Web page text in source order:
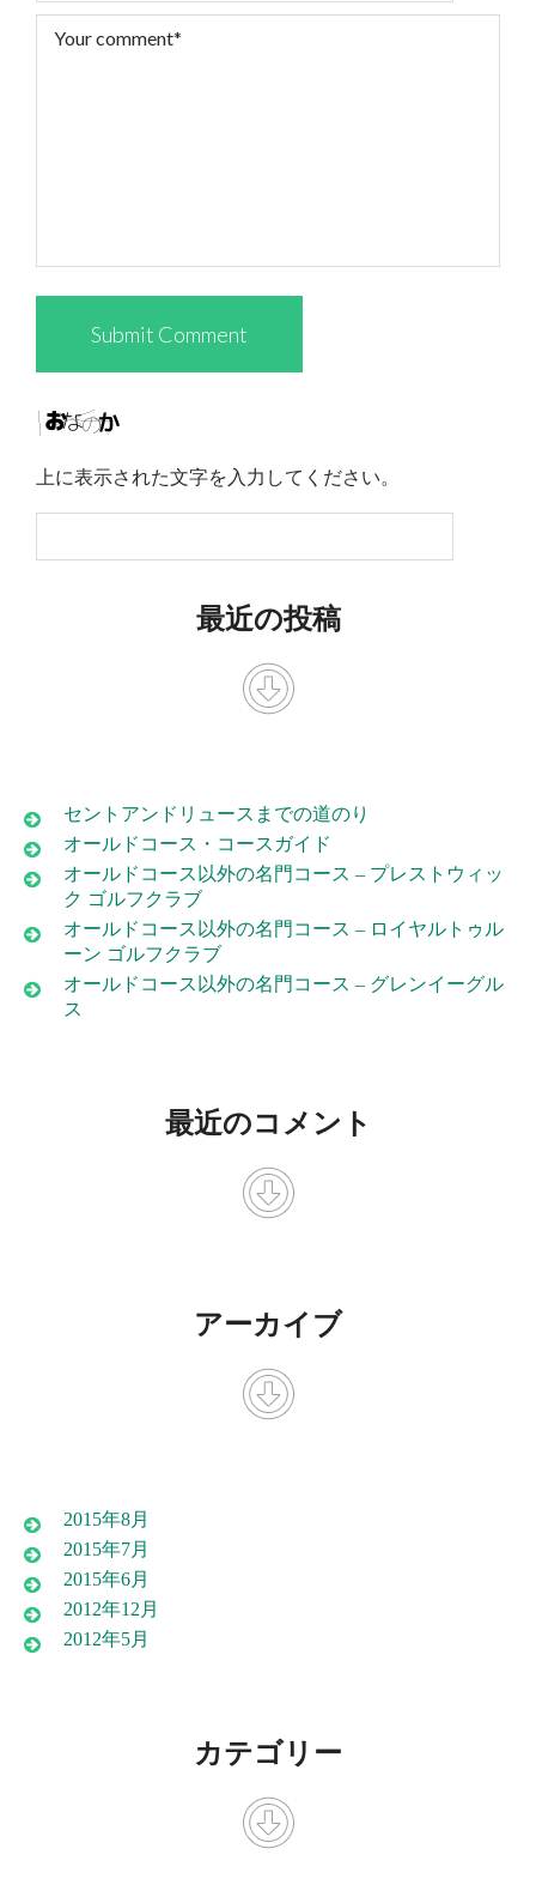
上に表示された文字を入力してください。
最近の投稿
セントアンドリュースまでの道のり
オールドコース・コースガイド
オールドコース以外の名門コース – プレストウィッ
ク ゴルフクラブ
オールドコース以外の名門コース – ロイヤルトゥル
ーン ゴルフクラブ
オールドコース以外の名門コース – グレンイーグル
ス
最近のコメント
アーカイブ
2015年8月
2015年7月
2015年6月
2012年12月
2012年5月
カテゴリー